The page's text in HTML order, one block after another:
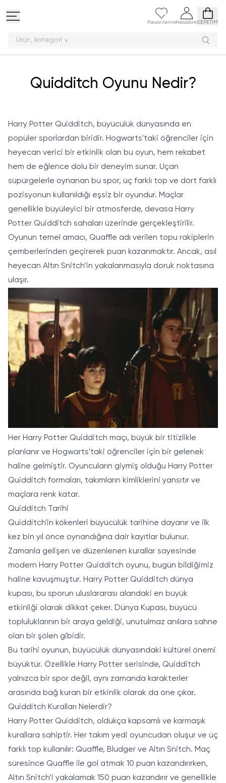
Favorilerim HesabımSEPETİM
Ürün,
Quidditch Oyunu Nedir?
Harry Potter Quidditch, büyücülük dünyasında en
popüler sporlardan biridir. Hogwarts'taki öğrenciler için
heyecan verici bir etkinlik olan bu oyun, hem rekabet
hem de eğlence dolu bir deneyim sunar. Uçan
süpürgelerle oynanan bu spor, üç farklı top ve dört farklı
pozisyonun kullanıldığı eşsiz bir oyundur. Maçlar
genellikle büyüleyici bir atmosferde, devasa Harry
Potter Quidditch sahaları üzerinde gerçekleştirilir.
Oyunun temel amacı, Quaffle adı verilen topu rakiplerin
çemberlerinden geçirerek puan kazanmaktır. Ancak, asıl
heyecan Altın Snitch’in yakalanmasıyla doruk noktasına
ulaşır.
Her Harry Potter Quidditch maçı, büyük bir titizlikle
planlanır ve Hogwarts'taki öğrenciler için bir gelenek
haline gelmiştir. Oyuncuların giymiş olduğu Harry Potter
Quidditch formaları, takımların kimliklerini yansıtır ve
maçlara renk katar.
Quidditch Tarihi
Quidditch'in kökenleri büyücülük tarihine dayanır ve ilk
kez bin yıl önce oynandığına dair kayıtlar bulunur.
Zamanla gelişen ve düzenlenen kurallar sayesinde
modern Harry Potter Quidditch oyunu, bugün bildiğimiz
haline kavuşmuştur. Harry Potter Quidditch dünya
kupası, bu sporun uluslararası alandaki en büyük
etkinliği olarak dikkat çeker. Dünya Kupası, büyücü
topluluklarının bir araya geldiği, unutulmaz anılara sahne
olan bir şölen gibidir.
Bu tarihi oyunun, büyücülük dünyasındaki kültürel önemi
büyüktür. Özellikle Harry Potter serisinde, Quidditch
yalnızca bir spor değil, aynı zamanda karakterler
arasında bağ kuran bir etkinlik olarak da öne çıkar.
Quidditch Kuralları Nelerdir?
Harry Potter Quidditch, oldukça kapsamlı ve karmaşık
kurallara sahiptir. Her takım yedi oyuncudan oluşur ve üç
farklı top kullanılır: Quaffle, Bludger ve Altın Snitch. Maç
süresince Quaffle ile gol atmak 10 puan kazandırırken,
Altın Snitch’i yakalamak 150 puan kazandırır ve genellikle